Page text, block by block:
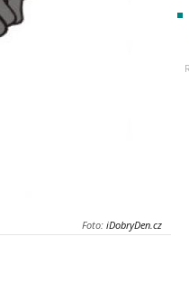
Foto: iDobryDen.cz